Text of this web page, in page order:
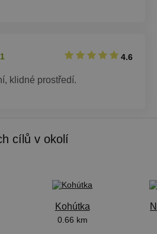
4.6
klidné prostředí.
cílů v okolí
Kohútka
0.66 km